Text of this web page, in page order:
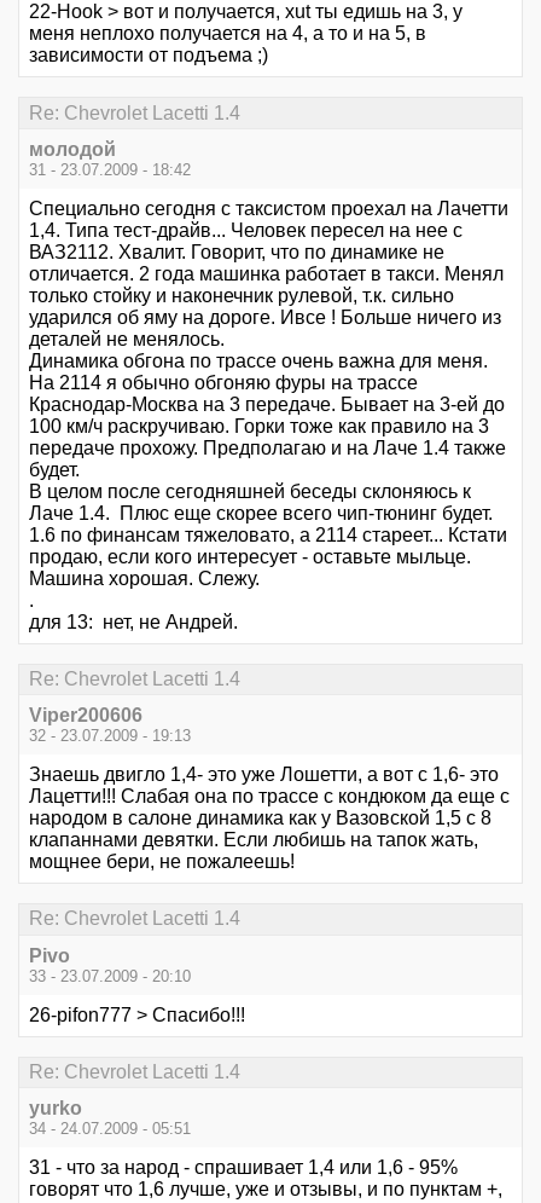
22-Hook > вот и получается, xut ты едишь на 3, у
меня неплохо получается на 4, а то и на 5, в
зависимости от подъема ;)
Re: Chevrolet Lacetti 1.4
молодой
31 - 23.07.2009 - 18:42
Специально сегодня с таксистом проехал на Лачетти
1,4. Типа тест-драйв... Человек пересел на нее с
ВАЗ2112. Хвалит. Говорит, что по динамике не
отличается. 2 года машинка работает в такси. Менял
только стойку и наконечник рулевой, т.к. сильно
ударился об яму на дороге. Ивсе ! Больше ничего из
деталей не менялось.
Динамика обгона по трассе очень важна для меня.
На 2114 я обычно обгоняю фуры на трассе
Краснодар-Москва на 3 передаче. Бывает на 3-ей до
100 км/ч раскручиваю. Горки тоже как правило на 3
передаче прохожу. Предполагаю и на Лаче 1.4 также
будет.
В целом после сегодняшней беседы склоняюсь к
Лаче 1.4. Плюс еще скорее всего чип-тюнинг будет.
1.6 по финансам тяжеловато, а 2114 стареет... Кстати
продаю, если кого интересует - оставьте мыльце.
Машина хорошая. Слежу.
.
для 13: нет, не Андрей.
Re: Chevrolet Lacetti 1.4
Viper200606
32 - 23.07.2009 - 19:13
Знаешь двигло 1,4- это уже Лошетти, а вот с 1,6- это
Лацетти!!! Слабая она по трассе с кондюком да еще с
народом в салоне динамика как у Вазовской 1,5 с 8
клапаннами девятки. Если любишь на тапок жать,
мощнее бери, не пожалеешь!
Re: Chevrolet Lacetti 1.4
Pivo
33 - 23.07.2009 - 20:10
26-pifon777 > Спасибо!!!
Re: Chevrolet Lacetti 1.4
yurko
34 - 24.07.2009 - 05:51
31 - что за народ - спрашивает 1,4 или 1,6 - 95%
говорят что 1,6 лучше, уже и отзывы, и по пунктам +,